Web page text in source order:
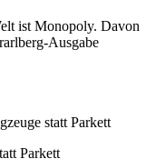
ist Monopoly. Davon
Ausgabe
Parkett